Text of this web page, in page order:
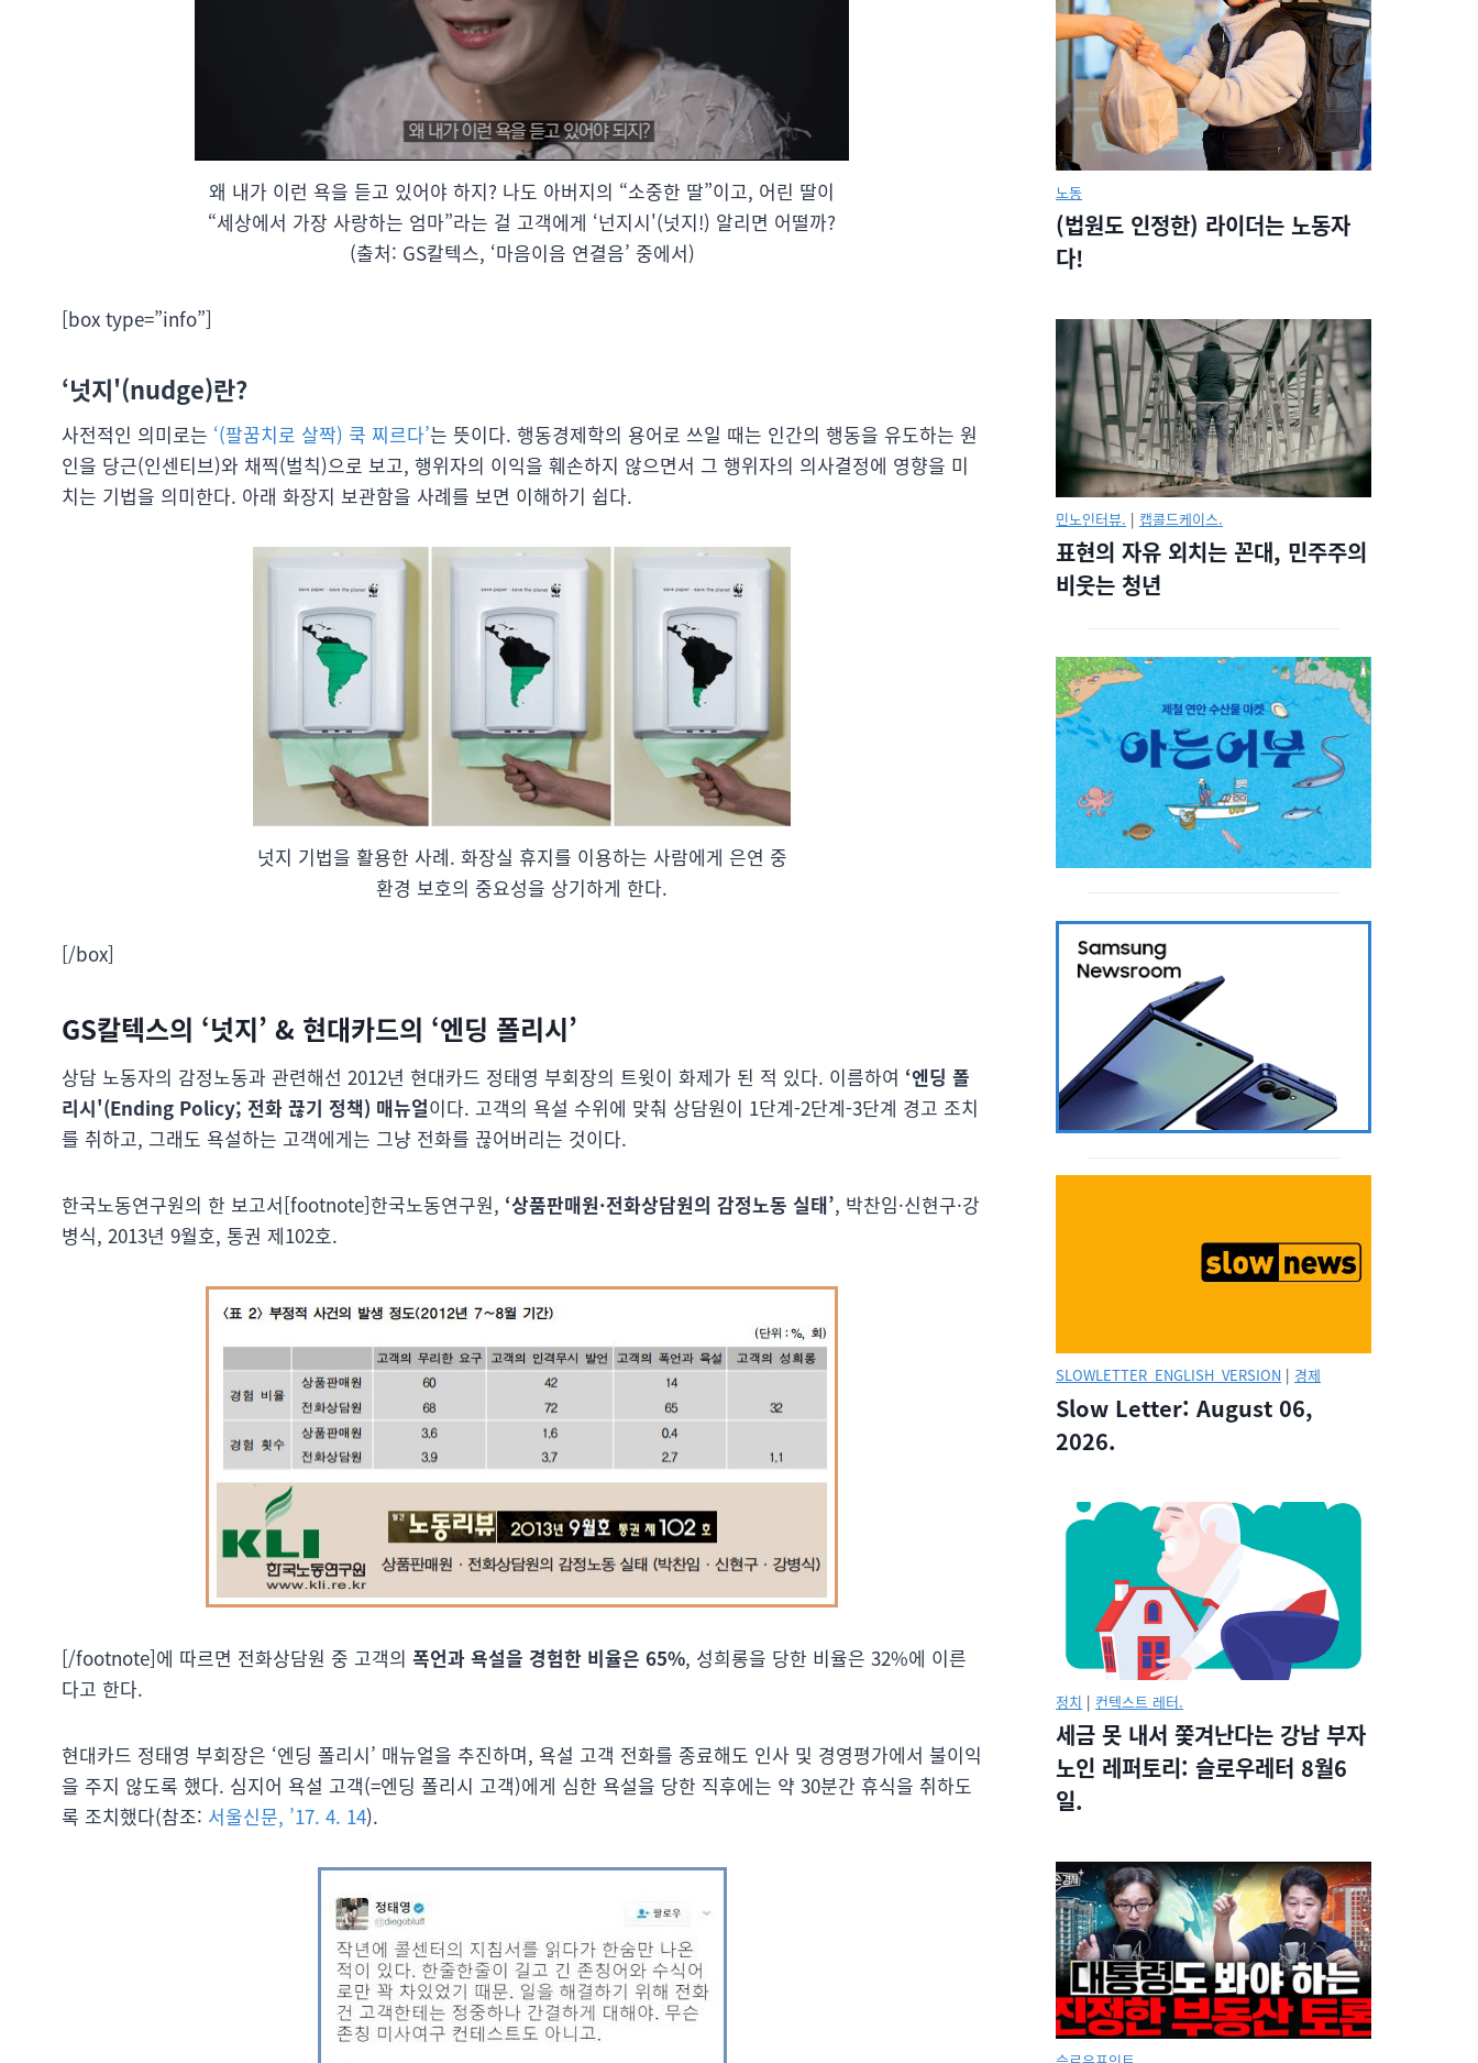
왜 내가 이런 욕을 듣고 있어야 하지? 나도 아버지의 “소중한 딸”이고, 어린 딸이
“세상에서 가장 사랑하는 엄마”라는 걸 고객에게 ‘넌지시'(넛지!) 알리면 어떨까?
(출처: GS칼텍스, ‘마음이음 연결음’ 중에서)
[box type=”info”]
‘넛지'(nudge)란?
사전적인 의미로는 ‘(팔꿈치로 살짝) 쿡 찌르다’는 뜻이다. 행동경제학의 용어로 쓰일 때는 인간의 행동을 유도하는 원
인을 당근(인센티브)와 채찍(벌칙)으로 보고, 행위자의 이익을 훼손하지 않으면서 그 행위자의 의사결정에 영향을 미
치는 기법을 의미한다. 아래 화장지 보관함을 사례를 보면 이해하기 쉽다.
넛지 기법을 활용한 사례. 화장실 휴지를 이용하는 사람에게 은연 중
환경 보호의 중요성을 상기하게 한다.
[/box]
GS칼텍스의 ‘넛지’ & 현대카드의 ‘엔딩 폴리시’
상담 노동자의 감정노동과 관련해선 2012년 현대카드 정태영 부회장의 트윗이 화제가 된 적 있다. 이름하여 ‘엔딩 폴
리시'(Ending Policy; 전화 끊기 정책) 매뉴얼이다. 고객의 욕설 수위에 맞춰 상담원이 1단계-2단계-3단계 경고 조치
를 취하고, 그래도 욕설하는 고객에게는 그냥 전화를 끊어버리는 것이다.
한국노동연구원의 한 보고서[footnote]한국노동연구원, ‘상품판매원·전화상담원의 감정노동 실태’, 박찬임·신현구·강
병식, 2013년 9월호, 통권 제102호.
[/footnote]에 따르면 전화상담원 중 고객의 폭언과 욕설을 경험한 비율은 65%, 성희롱을 당한 비율은 32%에 이른
다고 한다.
현대카드 정태영 부회장은 ‘엔딩 폴리시’ 매뉴얼을 추진하며, 욕설 고객 전화를 종료해도 인사 및 경영평가에서 불이익
을 주지 않도록 했다. 심지어 욕설 고객(=엔딩 폴리시 고객)에게 심한 욕설을 당한 직후에는 약 30분간 휴식을 취하도
록 조치했다(참조: 서울신문, ’17. 4. 14).
노동
(법원도 인정한) 라이더는 노동자
다!
민노인터뷰. | 캡콜드케이스.
표현의 자유 외치는 꼰대, 민주주의
비웃는 청년
SLOWLETTER_ENGLISH_VERSION | 경제
Slow Letter: August 06,
2026.
정치 | 컨텍스트 레터.
세금 못 내서 쫓겨난다는 강남 부자
노인 레퍼토리: 슬로우레터 8월6
일.